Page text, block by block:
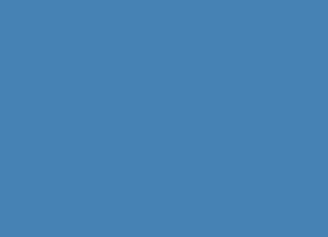
tevékenységek széles